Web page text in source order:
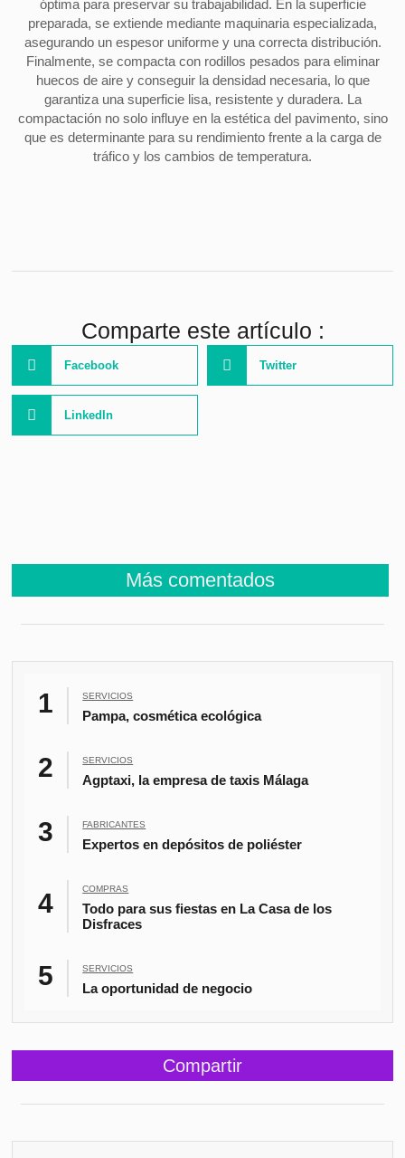
óptima para preservar su trabajabilidad. En la superficie
preparada, se extiende mediante maquinaria especializada,
asegurando un espesor uniforme y una correcta distribución.
Finalmente, se compacta con rodillos pesados para eliminar
huecos de aire y conseguir la densidad necesaria, lo que
garantiza una superficie lisa, resistente y duradera. La
compactación no solo influye en la estética del pavimento, sino
que es determinante para su rendimiento frente a la carga de
tráfico y los cambios de temperatura.
Comparte este artículo :
Facebook Twitter
LinkedIn
Más comentados
SERVICIOS
Pampa, cosmética ecológica
SERVICIOS
Agptaxi, la empresa de taxis Málaga
FABRICANTES
Expertos en depósitos de poliéster
COMPRAS
Todo para sus fiestas en La Casa de los
Disfraces
SERVICIOS
La oportunidad de negocio
Compartir